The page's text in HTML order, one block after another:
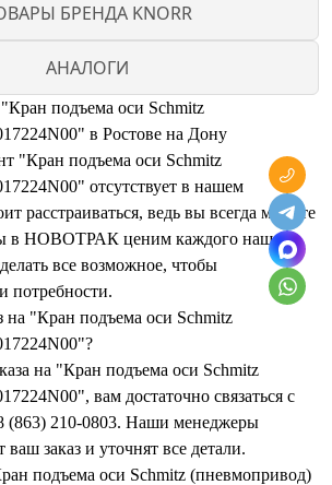
БРЕНДА KNORR
АНАЛОГИ
подъема оси Schmitz
в Ростове на Дону
"Кран подъема оси Schmitz
отсутствует в нашем
расстраиваться, ведь вы всегда можете
в НОВОТРАК ценим каждого нашего
все возможное, чтобы
потребности.
на "Кран подъема оси Schmitz
на "Кран подъема оси Schmitz
вам достаточно связаться с
(863) 210-0803. Наши менеджеры
ваш заказ и уточнят все детали.
подъема оси Schmitz (пневмопривод)